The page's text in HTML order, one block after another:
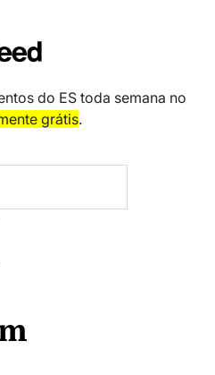
do ES toda semana no
grátis.